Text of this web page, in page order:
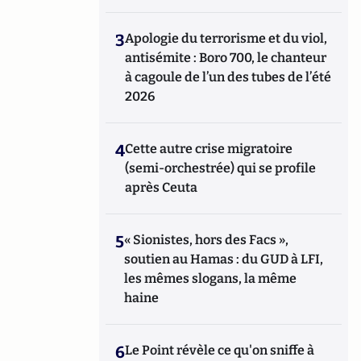
3Apologie du terrorisme et du viol,
antisémite : Boro 700, le chanteur
à cagoule de l’un des tubes de l’été
2026
4Cette autre crise migratoire
(semi-orchestrée) qui se profile
après Ceuta
5« Sionistes, hors des Facs »,
soutien au Hamas : du GUD à LFI,
les mêmes slogans, la même
haine
6Le Point révèle ce qu'on sniffe à